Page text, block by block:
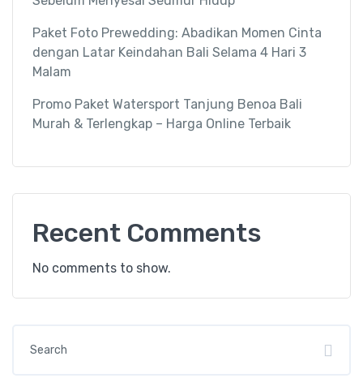
Paket Foto Prewedding: Abadikan Momen Cinta
dengan Latar Keindahan Bali Selama 4 Hari 3
Malam
Promo Paket Watersport Tanjung Benoa Bali
Murah & Terlengkap – Harga Online Terbaik
Recent Comments
No comments to show.